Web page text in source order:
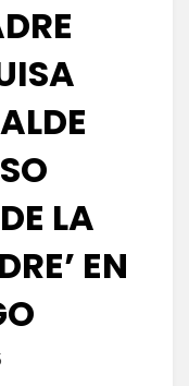
LA
EN
Servín